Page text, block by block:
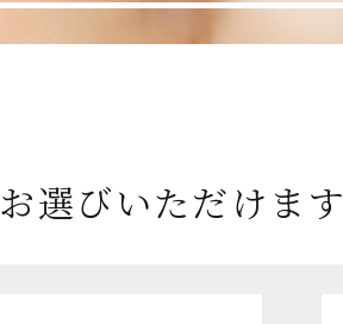
​​​​​​​お選びいただけます​​​​​​​